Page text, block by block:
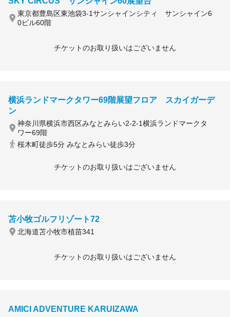
東京都豊島区東池袋3-1サンシャインシティ サンシャイン6
0ビル60階
チケットのお取り扱いはございません
横浜ランドマークタワー69階展望フロア スカイガーデ
ン
神奈川県横浜市西区みなとみらい2-2-1横浜ランドマークタ
ワー69階
桜木町徒歩5分 みなとみらい徒歩3分
チケットのお取り扱いはございません
苫小牧ゴルフリゾート72
北海道苫小牧市植苗341
チケットのお取り扱いはございません
AMICI ADVENTURE KARUIZAWA